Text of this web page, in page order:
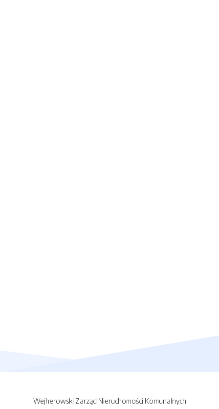
Wejherowski Zarząd Nieruchomości Komunalnych